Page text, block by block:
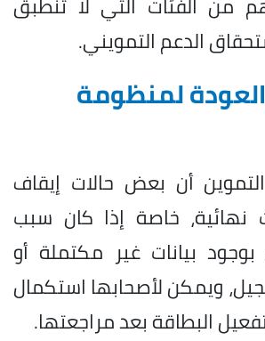
الدعم التمويني.
لمنظومة
أن بعض حالات إيقاف
نهائية، خاصة إذا كان سبب
بوجود بيانات غير مكتملة أو
ويمكن لأصحابها استكمال
تفعيل البطاقة بعد مراجعتها.